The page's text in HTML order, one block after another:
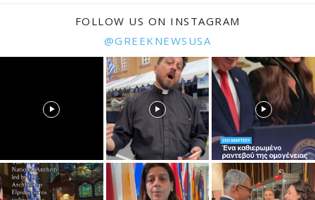
FOLLOW US ON INSTAGRAM
@GREEKNEWSUSA